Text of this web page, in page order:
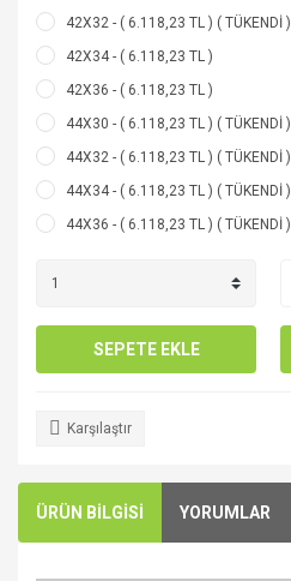
42X32 - ( 6.118,23 TL ) ( TÜKENDİ )
42X34 - ( 6.118,23 TL )
42X36 - ( 6.118,23 TL )
44X30 - ( 6.118,23 TL ) ( TÜKENDİ )
44X32 - ( 6.118,23 TL ) ( TÜKENDİ )
44X34 - ( 6.118,23 TL ) ( TÜKENDİ )
44X36 - ( 6.118,23 TL ) ( TÜKENDİ )
SEPETE EKLE
Karşılaştır
ÜRÜN BİLGİSİ YORUMLAR